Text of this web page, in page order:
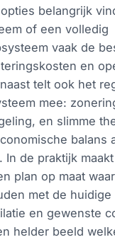
belangrijk
of een volledig
vaak de
en
telt ook het
mee:
en slimme
balans
In de praktijk maakt
plan op maat
met de huidige
en gewenste
helder beeld